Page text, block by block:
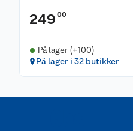
249 00
På lager (+100)
På lager i 32 butikker